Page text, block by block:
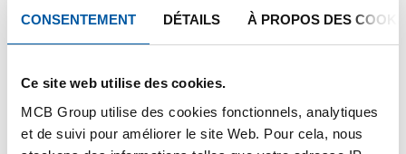
CONSENTEMENT DÉTAILS À PROPOS DES
Ce site web utilise des cookies.
MCB Group utilise des cookies fonctionnels, analytiques
et de suivi pour améliorer le site Web. Pour cela, nous
Veuillez vous connecter afin de pouvoir passer
commande
Commandez avec vos propres numéros d’articles
Calculez avec les prix actuels de Testas